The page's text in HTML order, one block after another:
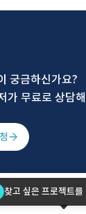
궁금하신가요?
가 무료로 상담
찾고 싶은 프로젝트